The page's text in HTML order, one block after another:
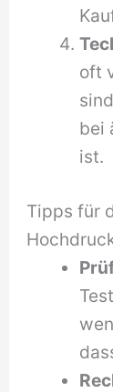
oft
bei
ist.
Tipps für